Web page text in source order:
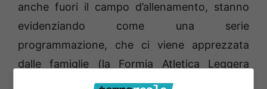
anche fuori il campo d’allenamento, stanno
evidenziando come una serie
programmazione, che ci viene apprezzata
dalle famiglie (la Formia Atletica Leggera
intanto si è sdoppiata e, su impulso del